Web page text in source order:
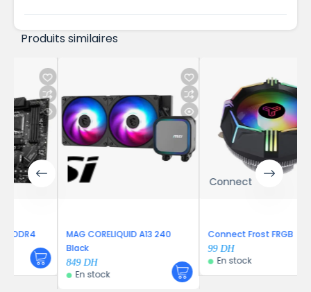
Produits similaires
MAG CORELIQUID A13 240
Black
849 DH
En stock
Connect
Connect Frost FRGB
DH
En stock